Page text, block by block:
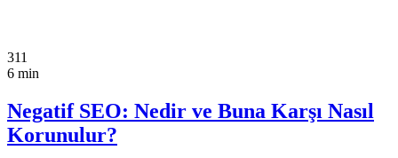
311
6 min
Negatif SEO: Nedir ve Buna Karşı Nasıl
Korunulur?